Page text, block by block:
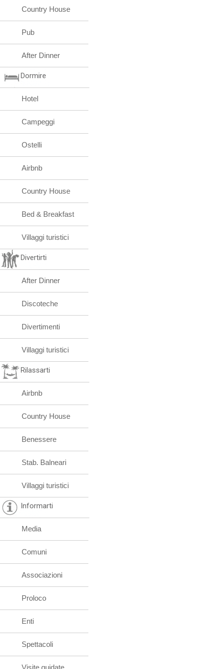
Country House
Pub
After Dinner
Dormire
Hotel
Campeggi
Ostelli
Airbnb
Country House
Bed & Breakfast
Villaggi turistici
Divertirti
After Dinner
Discoteche
Divertimenti
Villaggi turistici
Rilassarti
Airbnb
Country House
Benessere
Stab. Balneari
Villaggi turistici
Informarti
Media
Comuni
Associazioni
Proloco
Enti
Spettacoli
Visite guidate